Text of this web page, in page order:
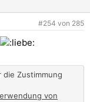
#254 von 285
Zustimmung
von